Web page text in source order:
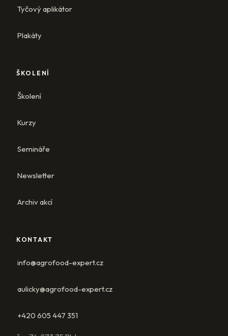
Tyčový aplikátor
Plakáty
ŠKOLENÍ
Školení
Kurzy
Semináře
Newsletter
Archiv akcí
KONTAKT
info@agrofood-expert.cz
aulicky@agrofood-expert.cz
+420 605 447 351